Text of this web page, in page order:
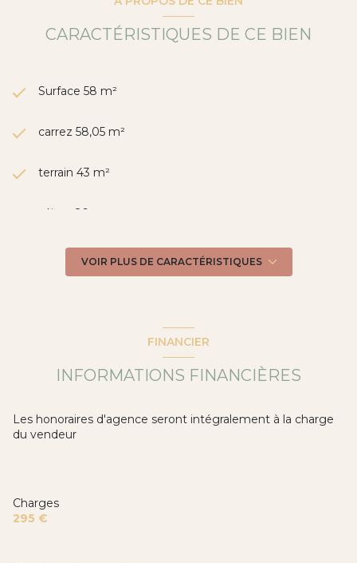
CARACTÉRISTIQUES DE CE BIEN
Surface 58 m²
carrez 58,05 m²
terrain 43 m²
séjour 26 m²
2 chambre(s)
Chauffage autre : autre (electrique)
1 garage(s)
côté(s) mitoyen(s)
VOIR PLUS DE CARACTÉRISTIQUES
FINANCIER
INFORMATIONS FINANCIÈRES
Les honoraires d'agence seront intégralement à la charge
du vendeur
Charges
295 €